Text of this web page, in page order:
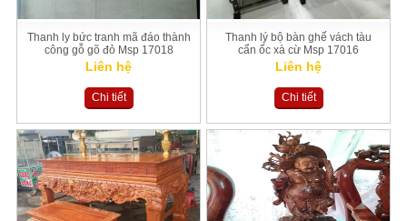
Thanh ly bức tranh mã đáo thành
công gỗ gõ đỏ Msp 17018
Liên hệ
Chi tiết
Thanh lý bộ bàn ghế vách tàu
cẩn ốc xà cừ Msp 17016
Liên hệ
Chi tiết